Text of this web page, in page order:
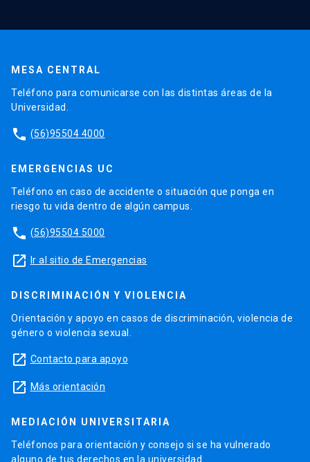
MESA CENTRAL
Teléfono para comunicarse con las distintas áreas de la
Universidad.
phone (56)95504 4000
EMERGENCIAS UC
Teléfono en caso de accidente o situación que ponga en
riesgo tu vida dentro de algún campus.
phone (56)95504 5000
launch Ir al sitio de Emergencias
DISCRIMINACIÓN Y VIOLENCIA
Orientación y apoyo en casos de discriminación, violencia de
género o violencia sexual.
launch Contacto para apoyo
launch Más orientación
MEDIACIÓN UNIVERSITARIA
Teléfonos para orientación y consejo si se ha vulnerado
alguno de tus derechos en la universidad.